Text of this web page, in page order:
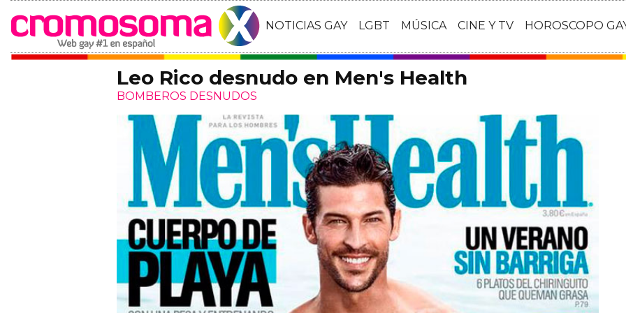
NOTICIAS GAY LGBT MÚSICA CINE Y TV HOROSCOPO
Leo Rico desnudo en Men's Health
BOMBEROS DESNUDOS